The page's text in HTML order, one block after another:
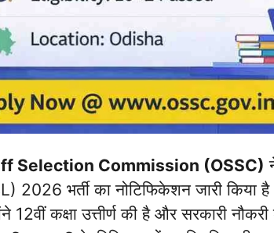
Selection Commission (OSSC)
भर्ती का नोटिफिकेशन जारी किया है।
12वीं कक्षा उत्तीर्ण की है और सरकारी